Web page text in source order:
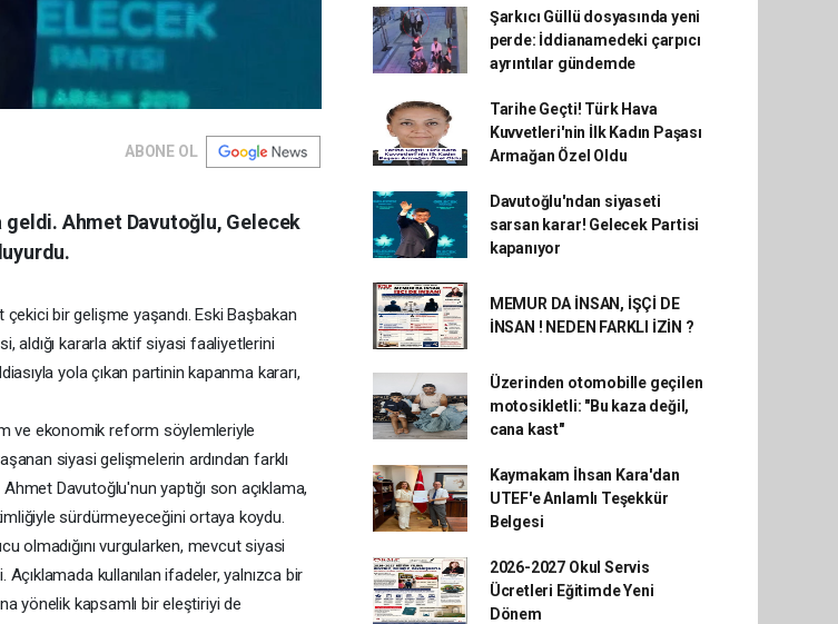
ABONE OL
Ahmet Davutoğlu, Gelecek
bir gelişme yaşandı. Eski Başbakan
aldığı kararla aktif siyasi faaliyetlerini
yola çıkan partinin kapanma kararı,
ve ekonomik reform söylemleriyle
siyasi gelişmelerin ardından farklı
Davutoğlu'nun yaptığı son açıklama,
sürdürmeyeceğini ortaya koydu.
olmadığını vurgularken, mevcut siyasi
kullanılan ifadeler, yalnızca bir
yönelik kapsamlı bir eleştiriyi de
Şarkıcı Güllü dosyasında yeni
perde: İddianamedeki çarpıcı
ayrıntılar gündemde
Tarihe Geçti! Türk Hava
Kuvvetleri'nin İlk Kadın Paşası
Armağan Özel Oldu
Davutoğlu'ndan siyaseti
sarsan karar! Gelecek Partisi
kapanıyor
MEMUR DA İNSAN, İŞÇİ DE
İNSAN ! NEDEN FARKLI İZİN ?
Üzerinden otomobille geçilen
motosikletli: "Bu kaza değil,
cana kast"
Kaymakam İhsan Kara'dan
UTEF'e Anlamlı Teşekkür
Belgesi
2026-2027 Okul Servis
Ücretleri Eğitimde Yeni
Dönem